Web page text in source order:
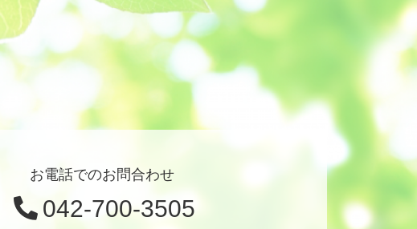
お電話でのお問合わせ
042-700-3505